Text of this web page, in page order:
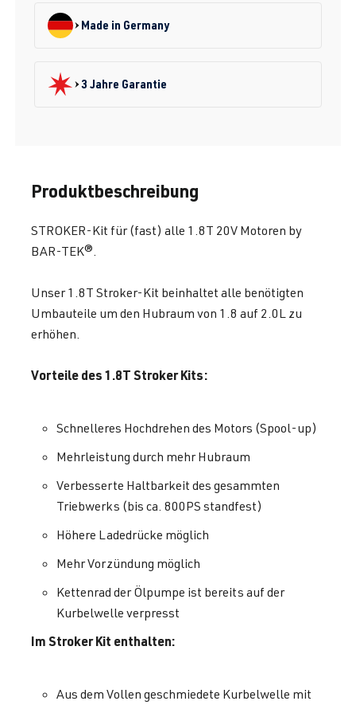
Made in Germany
3 Jahre Garantie
Produktbeschreibung
STROKER-Kit für (fast) alle 1.8T 20V Motoren by
BAR-TEK®.
Unser 1.8T Stroker-Kit beinhaltet alle benötigten
Umbauteile um den Hubraum von 1.8 auf 2.0L zu
erhöhen.
Vorteile des 1.8T Stroker Kits:
Schnelleres Hochdrehen des Motors (Spool-up)
Mehrleistung durch mehr Hubraum
Verbesserte Haltbarkeit des gesammten
Triebwerks (bis ca. 800PS standfest)
Höhere Ladedrücke möglich
Mehr Vorzündung möglich
Kettenrad der Ölpumpe ist bereits auf der
Kurbelwelle verpresst
Im Stroker Kit enthalten:
Aus dem Vollen geschmiedete Kurbelwelle mit